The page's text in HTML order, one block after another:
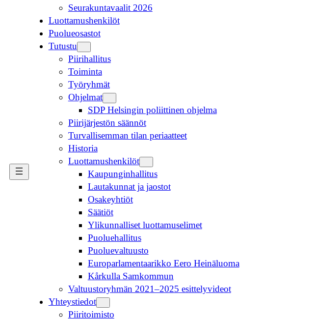
Seurakuntavaalit 2026
Luottamushenkilöt
Puolueosastot
Tutustu
Piirihallitus
Toiminta
Työryhmät
Ohjelmat
SDP Helsingin poliittinen ohjelma
Piirijärjestön säännöt
Turvallisemman tilan periaatteet
Historia
Luottamushenkilöt
Kaupunginhallitus
Lautakunnat ja jaostot
Osakeyhtiöt
Säätiöt
Ylikunnalliset luottamuselimet
Puoluehallitus
Puoluevaltuusto
Europarlamentaarikko Eero Heinäluoma
Kårkulla Samkommun
Valtuustoryhmän 2021–2025 esittelyvideot
Yhteystiedot
Piiritoimisto